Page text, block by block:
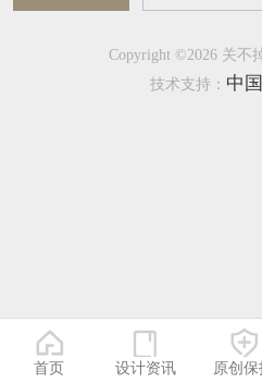
Copyright ©2026 关不
技术支持： 中
首页 设计资讯 原创保